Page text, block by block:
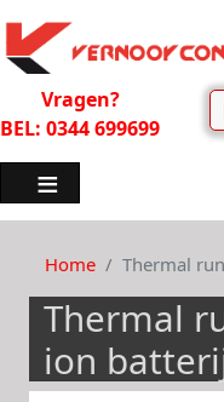
Vragen?
BEL: 0344 699699
Home Thermal
Thermal
ion